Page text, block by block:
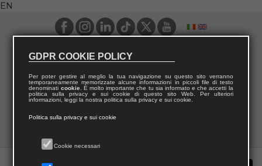
EN
GDPR COOKIE POLICY
Per poter gestire al meglio la tua navigazione su questo sito verranno
temporaneamente memorizzate alcune informazioni in piccoli file di testo
denominati cookie. È molto importante che tu sia informato e che accetti la
politica sulla privacy e sui cookie di questo sito Web. Per ulteriori
informazioni, leggi la nostra politica sulla privacy e sui cookie.
Politica sulla privacy e sui cookie
Cookie necessari